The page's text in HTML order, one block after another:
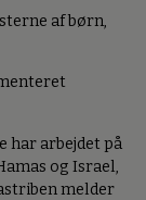
af børn,
har arbejdet på
og Israel,
melder